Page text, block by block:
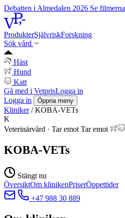
Debatten i Almedalen 2026 Se filmerna
ProdukterSjälvriskForskning
Sök vård
Häst
Hund
Katt
Gå med i VetprisLogga in
Logga in
Öppna meny
Kliniker / KOBA-VETs
K
Veterinärvård · Tar emot Tar emot
KOBA-VETs
Stängt nu
ÖversiktOm klinikenPriserÖppettider
+47 988 30 889